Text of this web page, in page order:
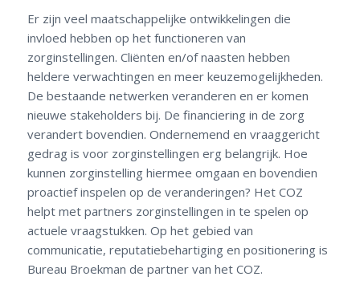
Er zijn veel maatschappelijke ontwikkelingen die
invloed hebben op het functioneren van
zorginstellingen. Cliënten en/of naasten hebben
heldere verwachtingen en meer keuzemogelijkheden.
De bestaande netwerken veranderen en er komen
nieuwe stakeholders bij. De financiering in de zorg
verandert bovendien. Ondernemend en vraaggericht
gedrag is voor zorginstellingen erg belangrijk. Hoe
kunnen zorginstelling hiermee omgaan en bovendien
proactief inspelen op de veranderingen? Het COZ
helpt met partners zorginstellingen in te spelen op
actuele vraagstukken. Op het gebied van
communicatie, reputatiebehartiging en positionering is
Bureau Broekman de partner van het COZ.